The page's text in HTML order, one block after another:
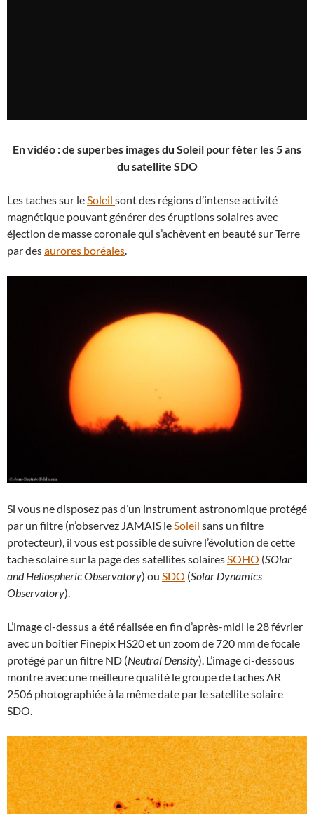
En vidéo : de superbes images du Soleil pour fêter les 5 ans
du satellite SDO
Les taches sur leSoleil sont des régions d’intense activité
magnétique pouvant générer des éruptions solaires avec
éjection de masse coronale qui s’achèvent en beauté sur Terre
par desaurores boréales.
Si vous ne disposez pas d’un instrument astronomique protégé
par un filtre (n’observez JAMAIS le Soleil sans un filtre
protecteur), il vous est possible de suivre l’évolution de cette
tache solaire sur la page des satellites solaires SOHO (SOlar
and Heliospheric Observatory) ou SDO (Solar Dynamics
Observatory).
L’image ci-dessus a été réalisée en fin d’après-midi le 28 février
avec un boîtier Finepix HS20 et un zoom de 720 mm de focale
protégé par un filtre ND (Neutral Density). L’image ci-dessous
montre avec une meilleure qualité le groupe de taches AR
2506 photographiée à la même date par le satellite solaire
SDO.